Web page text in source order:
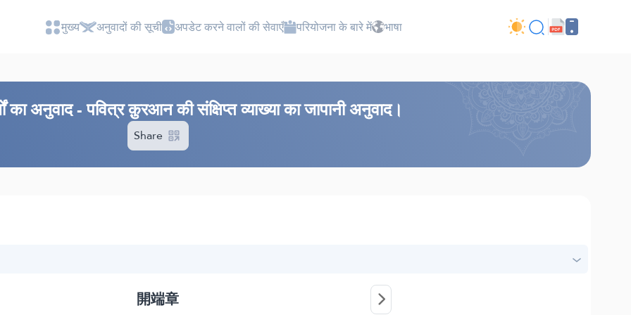
मुख्य अनुवादों की सूची अपडेट करने वालों की सेवाएँ परियोजना के बारे में भाषा
अनुवाद - पवित्र क़ुरआन की संक्षिप्त व्याख्या का जापानी अनुवाद।
Share
開端章